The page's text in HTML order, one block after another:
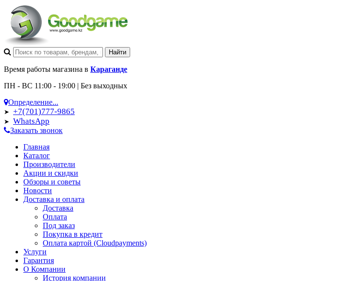
Время работы магазина в Караганде
ПН - ВС 11:00 - 19:00 | Без выходных
Определение...
➤ +7(701)777-9865
➤ WhatsApp
Заказать звонок
Главная
Каталог
Производители
Акции и скидки
Обзоры и советы
Новости
Доставка и оплата
Доставка
Оплата
Под заказ
Покупка в кредит
Оплата картой (Cloudpayments)
Услуги
Гарантия
О Компании
История компании